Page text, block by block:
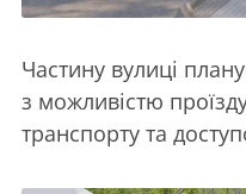
Частину вулиці
з можливістю
транспорту та